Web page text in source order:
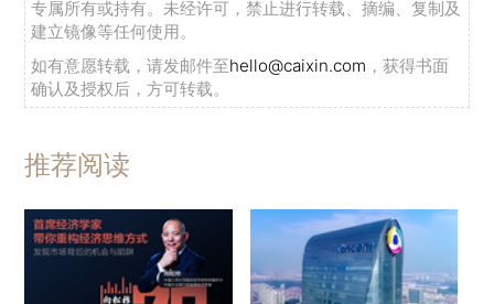
专属所有或持有。未经许可，禁止进行转载、摘编、复制及
建立镜像等任何使用。
如有意愿转载，请发邮件至hello@caixin.com ，获得书面
确认及授权后，方可转载。
推荐阅读